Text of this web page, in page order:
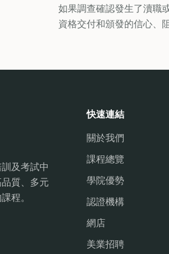
如果調查確認發生了瀆職
資格交付和頒發的信心、
及考試中
質、多元
程。
快速連結
關於我們
課程總覽
學院優勢
認證機構
網店
美業招聘